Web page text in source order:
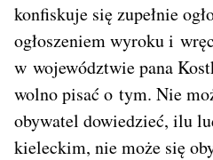
konfiskuje się zupełnie
ogłoszeniem wyroku i
w województwie pana
wolno pisać o tym. Nie
obywatel dowiedzieć, ilu
kieleckim, nie może się